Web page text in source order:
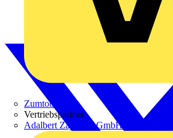
Zumtobel
Vertriebspartner
Adalbert Zajadacz GmbH & Co. KG